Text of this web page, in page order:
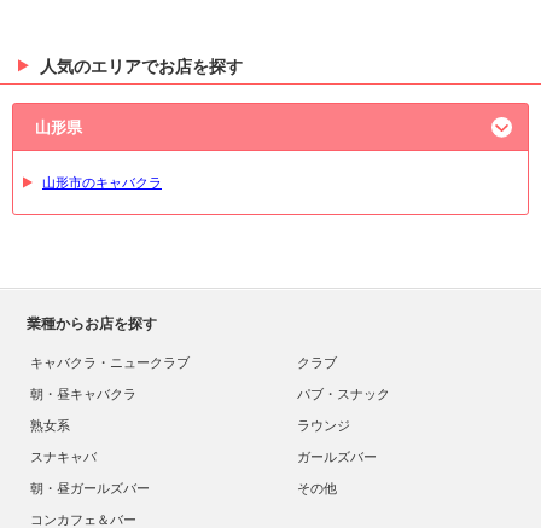
人気のエリアでお店を探す
山形県
山形市のキャバクラ
業種からお店を探す
キャバクラ・ニュークラブ
クラブ
朝・昼キャバクラ
パブ・スナック
熟女系
ラウンジ
スナキャバ
ガールズバー
朝・昼ガールズバー
その他
コンカフェ＆バー